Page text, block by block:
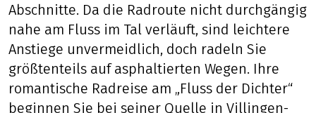
Abschnitte. Da die Radroute nicht durchgängig
nahe am Fluss im Tal verläuft, sind leichtere
Anstiege unvermeidlich, doch radeln Sie
größtenteils auf asphaltierten Wegen. Ihre
romantische Radreise am „Fluss der Dichter“
beginnen Sie bei seiner Quelle in Villingen-